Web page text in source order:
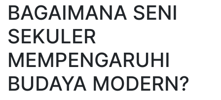
BAGAIMANA SENI
SEKULER
MEMPENGARUHI
BUDAYA MODERN?